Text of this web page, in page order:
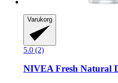
Varukorg
5.0 (2)
NIVEAFresh Natural